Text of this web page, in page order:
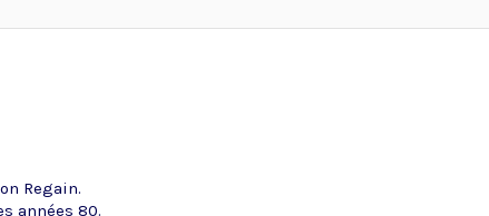
Regain.
années 80.